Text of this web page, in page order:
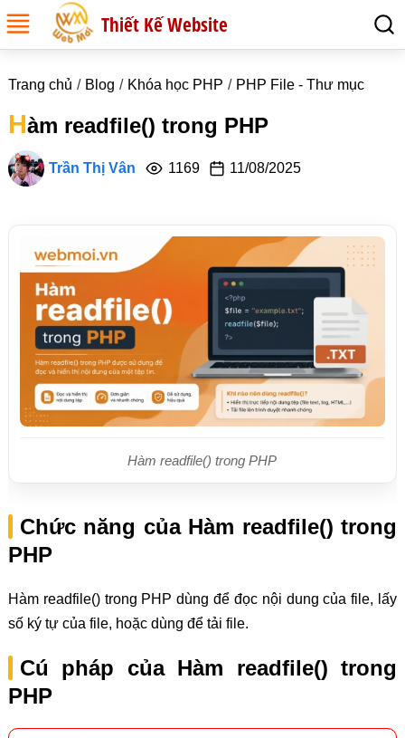
Thiết Kế Website
Trang chủ Blog Khóa học PHP PHP File - Thư mục
Hàm readfile() trong PHP
Trần Thị Vân 1169 11/08/2025
Hàm readfile() trong PHP
Chức năng của Hàm readfile() trong
PHP
Hàm readfile() trong PHP dùng để đọc nội dung của file, lấy
số ký tự của file, hoặc dùng để tải file.
Cú pháp của Hàm readfile() trong
PHP